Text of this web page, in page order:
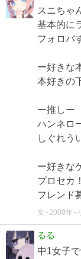
スニちゃ
基本的に
フォロバ
ー好きな
本好きの
ー推しー
ハンネロ
しぐれう
ー好きな
プロセカ！
フレンド
女 2009年
るる
中1女子